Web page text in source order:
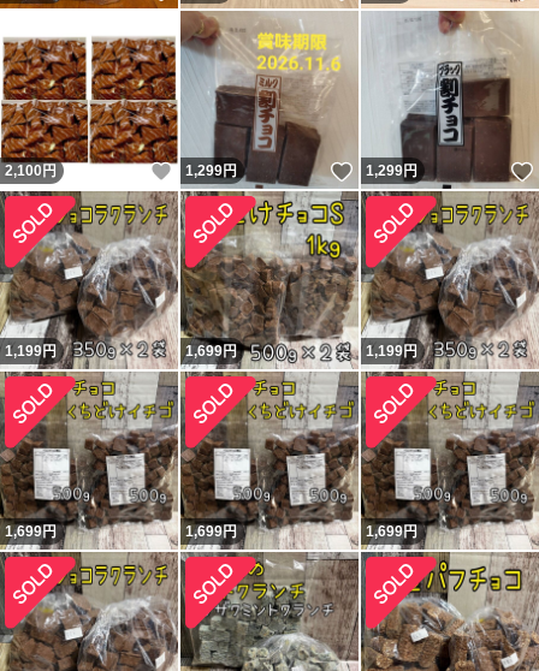
2,100 円 いいね！
1,299円 いいね！
1,299円
1,199円 1,699円 1,199円
1,699円 1,699円 1,699円